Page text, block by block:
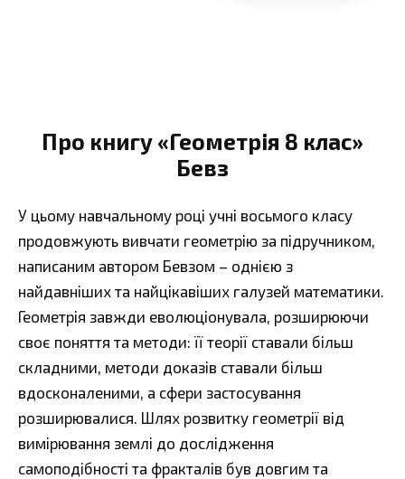
Про книгу «Геометрія 8 клас»
Бевз
У цьому навчальному році учні восьмого класу
продовжують вивчати геометрію за підручником,
написаним автором Бевзом – однією з
найдавніших та найцікавіших галузей математики.
Геометрія завжди еволюціонувала, розширюючи
своє поняття та методи: її теорії ставали більш
складними, методи доказів ставали більш
вдосконаленими, а сфери застосування
розширювалися. Шлях розвитку геометрії від
вимірювання землі до дослідження
самоподібності та фракталів був довгим та